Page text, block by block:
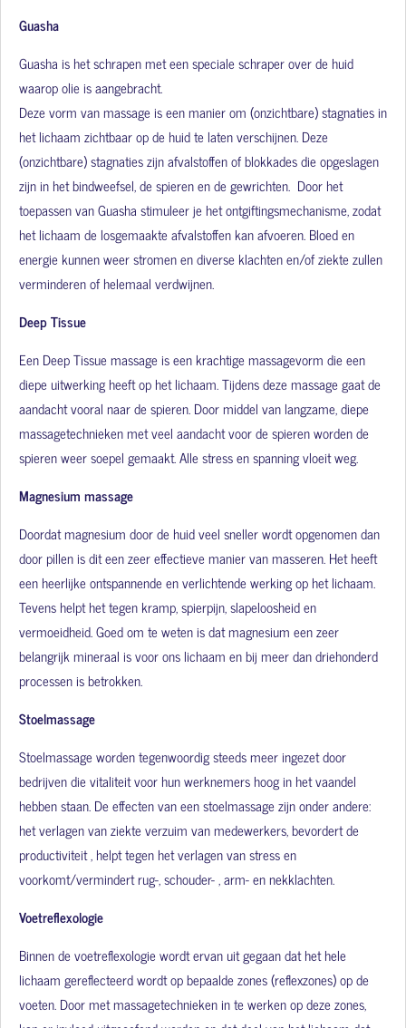
Guasha
Guasha is het schrapen met een speciale schraper over de huid
waarop olie is aangebracht.
Deze vorm van massage is een manier om (onzichtbare) stagnaties in
het lichaam zichtbaar op de huid te laten verschijnen. Deze
(onzichtbare) stagnaties zijn afvalstoffen of blokkades die opgeslagen
zijn in het bindweefsel, de spieren en de gewrichten. Door het
toepassen van Guasha stimuleer je het ontgiftingsmechanisme, zodat
het lichaam de losgemaakte afvalstoffen kan afvoeren. Bloed en
energie kunnen weer stromen en diverse klachten en/of ziekte zullen
verminderen of helemaal verdwijnen.
Deep Tissue
Een Deep Tissue massage is een krachtige massagevorm die een
diepe uitwerking heeft op het lichaam. Tijdens deze massage gaat de
aandacht vooral naar de spieren. Door middel van langzame, diepe
massagetechnieken met veel aandacht voor de spieren worden de
spieren weer soepel gemaakt. Alle stress en spanning vloeit weg.
Magnesium massage
Doordat magnesium door de huid veel sneller wordt opgenomen dan
door pillen is dit een zeer effectieve manier van masseren. Het heeft
een heerlijke ontspannende en verlichtende werking op het lichaam.
Tevens helpt het tegen kramp, spierpijn, slapeloosheid en
vermoeidheid. Goed om te weten is dat magnesium een zeer
belangrijk mineraal is voor ons lichaam en bij meer dan driehonderd
processen is betrokken.
Stoelmassage
Stoelmassage worden tegenwoordig steeds meer ingezet door
bedrijven die vitaliteit voor hun werknemers hoog in het vaandel
hebben staan. De effecten van een stoelmassage zijn onder andere:
het verlagen van ziekte verzuim van medewerkers, bevordert de
productiviteit , helpt tegen het verlagen van stress en
voorkomt/vermindert rug-, schouder- , arm- en nekklachten.
Voetreflexologie
Binnen de voetreflexologie wordt ervan uit gegaan dat het hele
lichaam gereflecteerd wordt op bepaalde zones (reflexzones) op de
voeten. Door met massagetechnieken in te werken op deze zones,